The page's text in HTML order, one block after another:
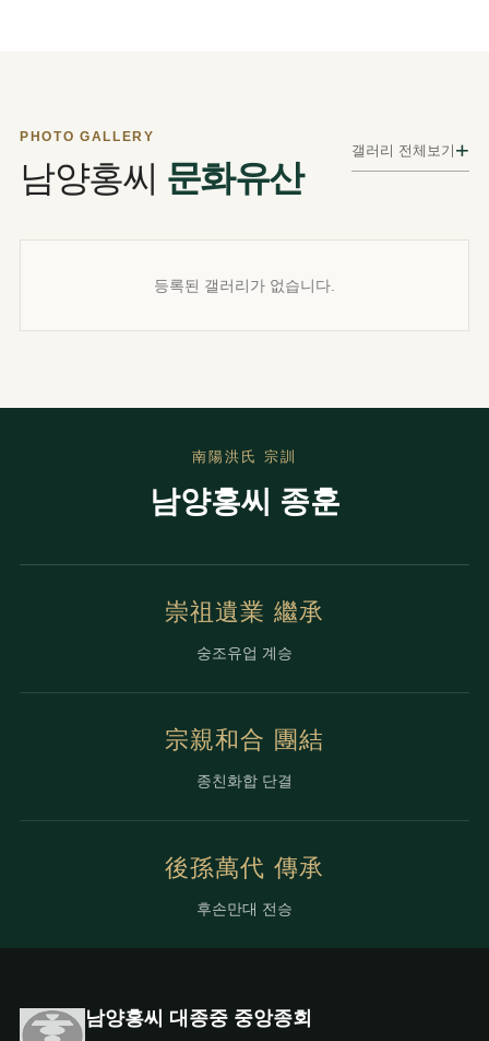
PHOTO GALLERY
남양홍씨 문화유산
갤러리 전체보기 +
등록된 갤러리가 없습니다.
南陽洪氏 宗訓
남양홍씨 종훈
崇祖遺業 繼承
숭조유업 계승
宗親和合 團結
종친화합 단결
後孫萬代 傳承
후손만대 전승
남양홍씨 대종중 중앙종회